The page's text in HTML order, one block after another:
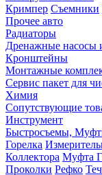
Кримпер Съемники
Прочее авто
Радиаторы
Дренажные насосы
Кронштейны
Монтажные
Сервис пакет для
Химия
Сопутствующие
Инструмент
Быстросъемы,
Горелка
Коллектора Муфта
Проколки Рефко